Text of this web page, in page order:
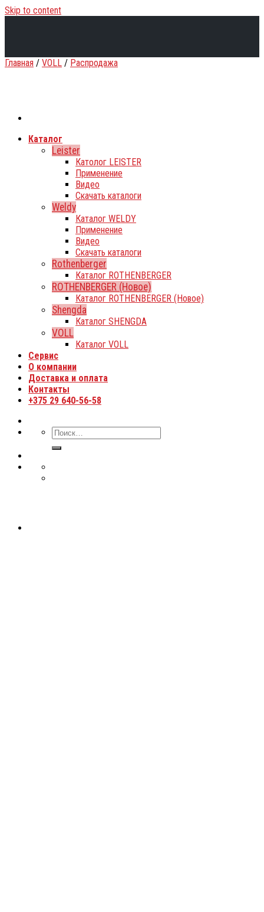
Skip to content
Каталог
Leister
Католог LEISTER
Применение
Видео
Скачать каталоги
Weldy
Каталог WELDY
Применение
Видео
Скачать каталоги
Rothenberger
Каталог ROTHENBERGER
ROTHENBERGER (Новое)
Каталог ROTHENBERGER (Новое)
Shengda
Каталог SHENGDA
VOLL
Каталог VOLL
Сервис
О компании
Доставка и оплата
Контакты
+375 29 640-56-58
Главная / VOLL / Распродажа